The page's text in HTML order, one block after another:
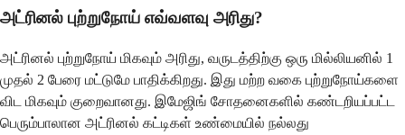
அட்ரினல் புற்றுநோய் எவ்வளவு அரிது?
அட்ரினல் புற்றுநோய் மிகவும் அரிது, வருடத்திற்கு ஒரு மில்லியனில் 1
முதல் 2 பேரை மட்டுமே பாதிக்கிறது. இது மற்ற வகை புற்றுநோய்களை
விட மிகவும் குறைவானது. இமேஜிங் சோதனைகளில் கண்டறியப்பட்ட
பெரும்பாலான அட்ரினல் கட்டிகள் உண்மையில் நல்லது